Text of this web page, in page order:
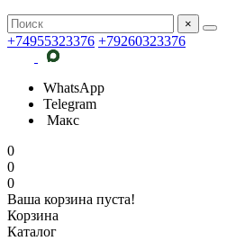
×
+74955323376 +79260323376
WhatsApp
Telegram
Макс
0
0
0
Ваша корзина пуста!
Корзина
Каталог